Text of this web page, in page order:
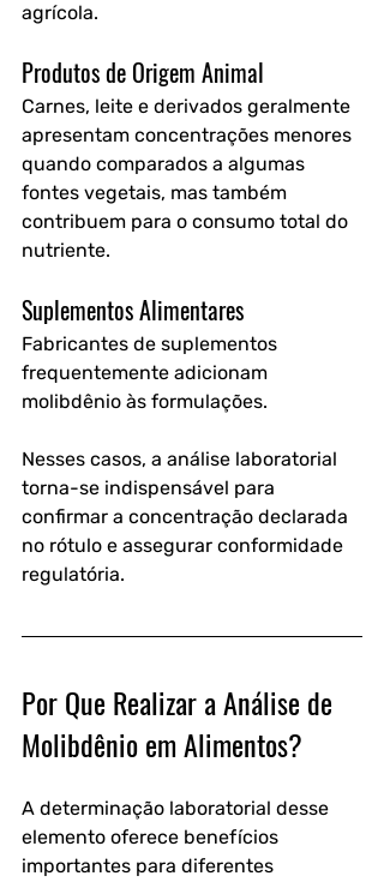
agrícola.
Produtos de Origem Animal
Carnes, leite e derivados geralmente
apresentam concentrações menores
quando comparados a algumas
fontes vegetais, mas também
contribuem para o consumo total do
nutriente.
Suplementos Alimentares
Fabricantes de suplementos
frequentemente adicionam
molibdênio às formulações.
Nesses casos, a análise laboratorial
torna-se indispensável para
confirmar a concentração declarada
no rótulo e assegurar conformidade
regulatória.
Por Que Realizar a Análise de
Molibdênio em Alimentos?
A determinação laboratorial desse
elemento oferece benefícios
importantes para diferentes